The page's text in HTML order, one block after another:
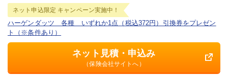
ネット見積・申込み
（保険会社サイトへ）
ネット申込限定 キャンペーン実施中！
ハーゲンダッツ 各種 いずれか1点（税込372円）引換券をプレゼン
ト（※条件あり）